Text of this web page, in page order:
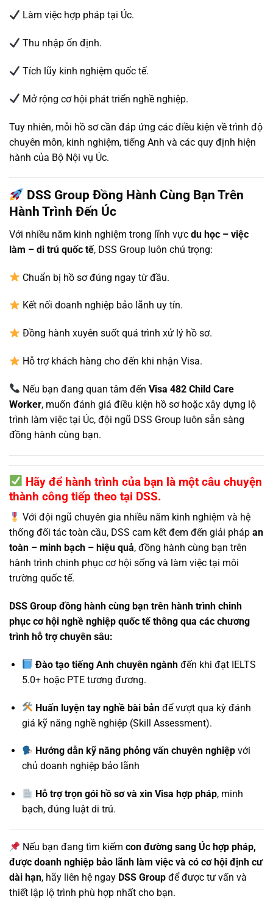
Làm việc hợp pháp tại Úc.
Thu nhập ổn định.
Tích lũy kinh nghiệm quốc tế.
Mở rộng cơ hội phát triển nghề nghiệp.
Tuy nhiên, mỗi hồ sơ cần đáp ứng các điều kiện về trình độ
chuyên môn, kinh nghiệm, tiếng Anh và các quy định hiện
hành của Bộ Nội vụ Úc.
DSS Group Đồng Hành Cùng Bạn Trên
Hành Trình Đến Úc
Với nhiều năm kinh nghiệm trong lĩnh vực du học – việc
làm – di trú quốc tế, DSS Group luôn chú trọng:
Chuẩn bị hồ sơ đúng ngay từ đầu.
Kết nối doanh nghiệp bảo lãnh uy tín.
Đồng hành xuyên suốt quá trình xử lý hồ sơ.
Hỗ trợ khách hàng cho đến khi nhận Visa.
Nếu bạn đang quan tâm đếnVisa 482 Child Care
Worker, muốn đánh giá điều kiện hồ sơ hoặc xây dựng lộ
trình làm việc tại Úc, đội ngũ DSS Group luôn sẵn sàng
đồng hành cùng bạn.
Hãy để hành trình của bạn là một câu chuyện
thành công tiếp theo tại DSS.
Với đội ngũ chuyên gia nhiều năm kinh nghiệm và hệ
thống đối tác toàn cầu, DSS cam kết đem đến giải pháp an
toàn – minh bạch – hiệu quả, đồng hành cùng bạn trên
hành trình chinh phục cơ hội sống và làm việc tại môi
trường quốc tế.
DSS Group đồng hành cùng bạn trên hành trình chinh
phục cơ hội nghề nghiệp quốc tế thông qua các chương
trình hỗ trợ chuyên sâu:
Đào tạo tiếng Anh chuyên ngành đến khi đạt IELTS
5.0+ hoặc PTE tương đương.
Huấn luyện tay nghề bài bản để vượt qua kỳ đánh
giá kỹ năng nghề nghiệp (Skill Assessment).
Hướng dẫn kỹ năng phỏng vấn chuyên nghiệp với
chủ doanh nghiệp bảo lãnh
Hỗ trợ trọn gói hồ sơ và xin Visa hợp pháp, minh
bạch, đúng luật di trú.
Nếu bạn đang tìm kiếmcon đường sang Úc hợp pháp,
được doanh nghiệp bảo lãnh làm việc và có cơ hội định cư
dài hạn, hãy liên hệ ngay DSS Group để được tư vấn và
thiết lập lộ trình phù hợp nhất cho bạn.